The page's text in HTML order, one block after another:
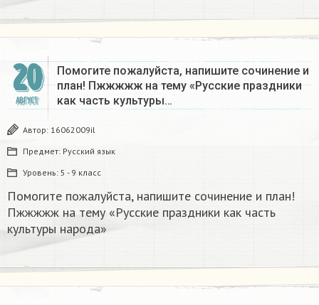
20
АВГУСТ
Помогите пожалуйста, напишите сочинение и
план! Пжжжжж на тему «Русские праздники
как часть культуры…
Автор: 16062009il
Предмет: Русский язык
Уровень: 5 - 9 класс
Помогите пожалуйста, напишите сочинение и план!
Пжжжжж на тему «Русские праздники как часть
культуры народа»